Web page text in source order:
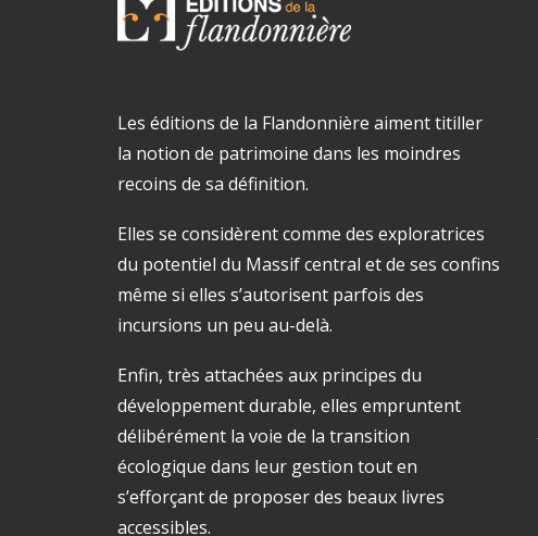
Les éditions de la Flandonnière aiment titiller
la notion de patrimoine dans les moindres
recoins de sa définition.
Elles se considèrent comme des exploratrices
du potentiel du Massif central et de ses confins
même si elles s’autorisent parfois des
incursions un peu au-delà.
Enfin, très attachées aux principes du
développement durable, elles empruntent
délibérément la voie de la transition
écologique dans leur gestion tout en
s’efforçant de proposer des beaux livres
accessibles.